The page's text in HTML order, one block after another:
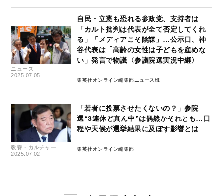
ニュース
2025.07.05
自民・立憲も恐れる参政党、支持者は
「カルト批判は代表が全て否定してくれ
る」「メディアこそ陰謀」…公示日、神
谷代表は「高齢の女性は子どもを産めな
い」発言で物議〈参議院選実況中継〉
集英社オンライン編集部ニュース班
教養・カルチャー
2025.07.02
「若者に投票させたくないの？」参院
選“3連休ど真ん中”は偶然かそれとも…日
程や天候が選挙結果に及ぼす影響とは
集英社オンライン編集部